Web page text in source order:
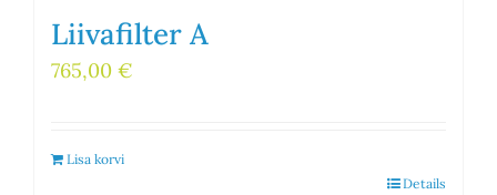
Liivafilter A
765,00 €
Lisa korvi
Details